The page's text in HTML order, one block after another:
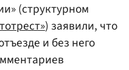
(структурном
) заявили, что
и без него